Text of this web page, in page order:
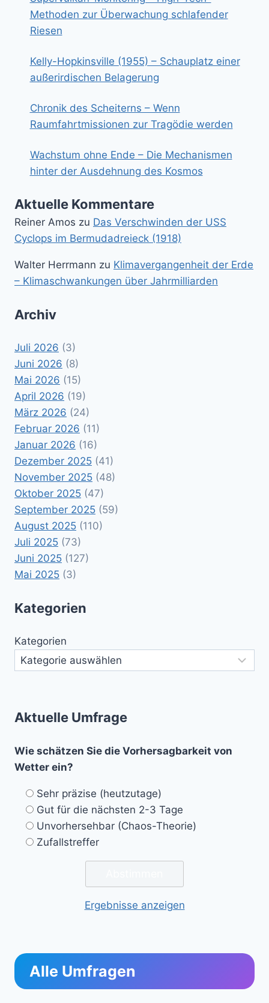
Methoden zur Überwachung schlafender
Riesen
Kelly-Hopkinsville (1955) – Schauplatz einer
außerirdischen Belagerung
Chronik des Scheiterns – Wenn
Raumfahrtmissionen zur Tragödie werden
Wachstum ohne Ende – Die Mechanismen
hinter der Ausdehnung des Kosmos
Aktuelle Kommentare
Reiner Amos zu Das Verschwinden der USS
Cyclops im Bermudadreieck (1918)
Walter Herrmann zu Klimavergangenheit der Erde
– Klimaschwankungen über Jahrmilliarden
Archiv
Juli 2026 (3)
Juni 2026 (8)
Mai 2026 (15)
April 2026 (19)
März 2026 (24)
Februar 2026 (11)
Januar 2026 (16)
Dezember 2025 (41)
November 2025 (48)
Oktober 2025 (47)
September 2025 (59)
August 2025 (110)
Juli 2025 (73)
Juni 2025 (127)
Mai 2025 (3)
Kategorien
Kategorien
Aktuelle Umfrage
Wie schätzen Sie die Vorhersagbarkeit von
Wetter ein?
Sehr präzise (heutzutage)
Gut für die nächsten 2-3 Tage
Unvorhersehbar (Chaos-Theorie)
Zufallstreffer
Ergebnisse anzeigen
Alle Umfragen